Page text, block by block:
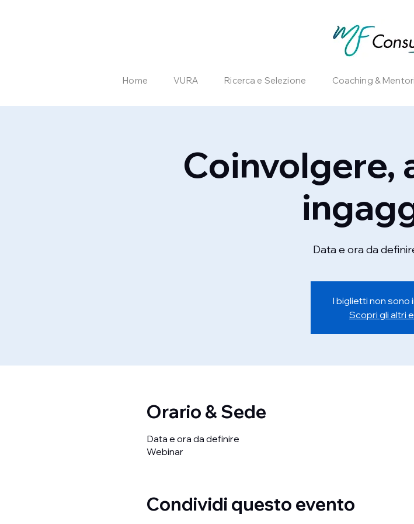
Home VURA Ricerca e Selezione Coaching &
Coinvolgere,
Data e ora da
I biglietti non sono
Scopri gli altri
Orario & Sede
Data e ora da definire
Webinar
Condividi questo evento